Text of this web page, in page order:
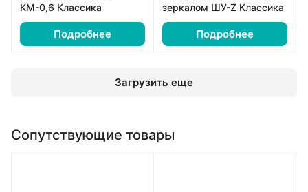
КМ-0,6 Классика
Подробнее
зеркалом ШУ-Z Классика
Подробнее
Загрузить еще
Сопутствующие товары